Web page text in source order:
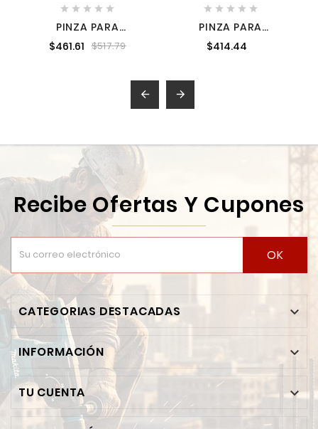
    
PINZA PARA
ELECTRICISTA CON
MANGO BIMATERIAL
LATERAL SIN RESO
$461.61 $517.79
    
PINZA PARA
ELECTRICISTA CON
MANGO RUBBER GRIP
LATERAL QUIJADAS
$414.44
 
Recibe Ofertas Y Cupones
OK
CATEGORIAS DESTACADAS 
INFORMACIÓN 
TU CUENTA 